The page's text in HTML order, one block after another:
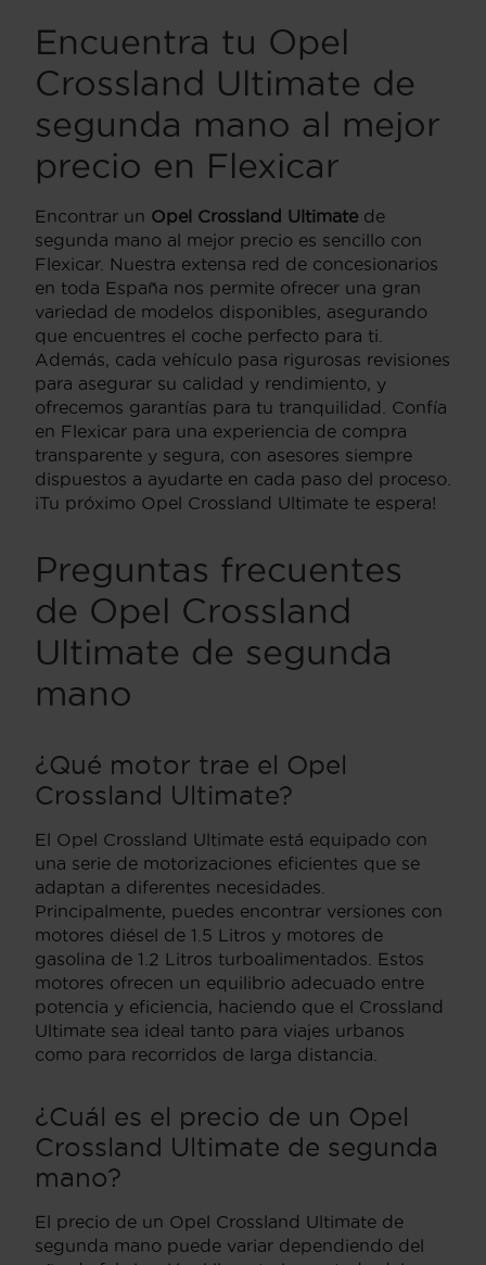
Encuentra tu Opel
Crossland Ultimate de
segunda mano al mejor
precio en Flexicar
Encontrar un Opel Crossland Ultimate de
segunda mano al mejor precio es sencillo con
Flexicar. Nuestra extensa red de concesionarios
en toda España nos permite ofrecer una gran
variedad de modelos disponibles, asegurando
que encuentres el coche perfecto para ti.
Además, cada vehículo pasa rigurosas revisiones
para asegurar su calidad y rendimiento, y
ofrecemos garantías para tu tranquilidad. Confía
en Flexicar para una experiencia de compra
transparente y segura, con asesores siempre
dispuestos a ayudarte en cada paso del proceso.
¡Tu próximo Opel Crossland Ultimate te espera!
Preguntas frecuentes
de Opel Crossland
Ultimate de segunda
mano
¿Qué motor trae el Opel
Crossland Ultimate?
El Opel Crossland Ultimate está equipado con
una serie de motorizaciones eficientes que se
adaptan a diferentes necesidades.
Principalmente, puedes encontrar versiones con
motores diésel de 1.5 Litros y motores de
gasolina de 1.2 Litros turboalimentados. Estos
motores ofrecen un equilibrio adecuado entre
potencia y eficiencia, haciendo que el Crossland
Ultimate sea ideal tanto para viajes urbanos
como para recorridos de larga distancia.
¿Cuál es el precio de un Opel
Crossland Ultimate de segunda
mano?
El precio de un Opel Crossland Ultimate de
segunda mano puede variar dependiendo del